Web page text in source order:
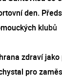
den.
klubů
zdraví
pro